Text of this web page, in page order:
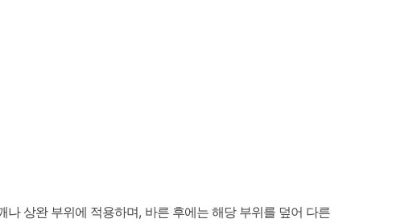
상완 부위에 적용하며, 바른 후에는 해당 부위를 덮어 다른